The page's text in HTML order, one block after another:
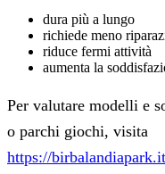
dura più a lungo
richiede meno
riduce fermi attività
aumenta la
Per valutare modelli e
o parchi giochi, visita
https://